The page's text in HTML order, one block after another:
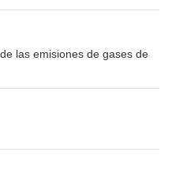
las emisiones de gases de